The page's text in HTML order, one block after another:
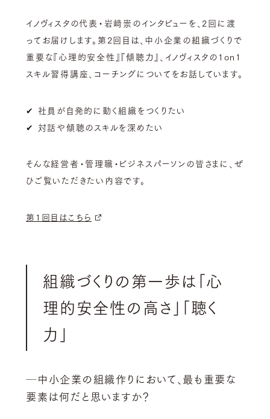
イノヴィスタの代表・岩﨑崇のインタビューを、2回に渡
ってお届けします。 第2回目は、中小企業の組織づくりで
重要な『心理的安全性』『傾聴力』、イノヴィスタの1on1
スキル習得講座、コーチングについてをお話しています。
✔ 社員が自発的に動く組織をつくりたい
✔ 対話や傾聴のスキルを深めたい
そんな経営者・管理職・ビジネスパーソンの皆さまに、ぜ
ひご覧いただきたい内容です。
第1回目はこちら
組織づくりの第一歩は「心
理的安全性の高さ」「聴く
力」
─中小企業の組織作りにおいて、最も重要な
要素は何だと思いますか？